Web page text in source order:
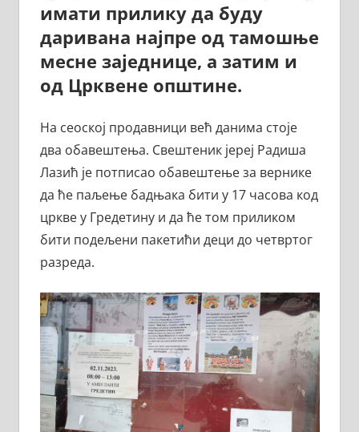
имати прилику да буду
даривана најпре од тамошње
месне заједнице, а затим и
од Црквене општине.
На сеоској продавници већ данима стоје
два обавештења. Свештеник јереј Радиша
Лазић је потписао обавештење за вернике
да ће паљење бадњака бити у 17 часова код
цркве у Гредетину и да ће том приликом
бити подељени пакетићи деци до четвртог
разреда.